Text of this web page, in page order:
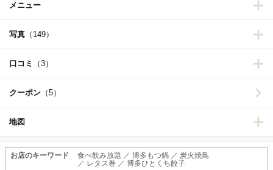
メニュー
写真 （149）
口コミ （3）
クーポン （5）
地図
お店のキーワード
食べ飲み放題 ／ 博多もつ鍋 ／ 炭火焼鳥
／ レタス巻 ／ 博多ひとくち餃子